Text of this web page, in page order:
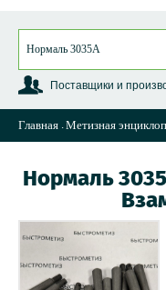
Поставщики и
Главная Метизная
Нормаль